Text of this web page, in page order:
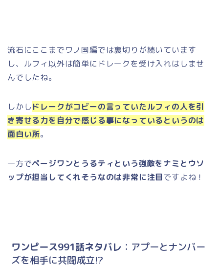
流石にここまでワノ国編では裏切りが続いています
し、ルフィ以外は簡単にドレークを受け入れはしませ
んでしたね。
しかしドレークがコビーの言っていたルフィの人を引
き寄せる力を自分で感じる事になっているというのは
面白い所。
一方でページワンとうるティという強敵をナミとウソ
ップが担当してくれそうなのは非常に注目ですよね！
ワンピース991話ネタバレ ：アプーとナンバー
ズを相手に共闘成立!?